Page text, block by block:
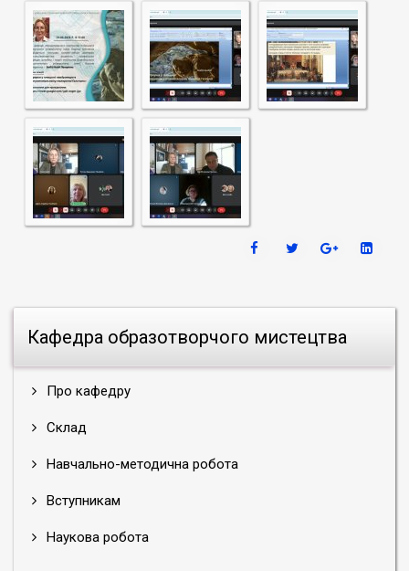
Кафедра образотворчого мистецтва
Про кафедру
Склад
Навчально-методична робота
Вступникам
Наукова робота